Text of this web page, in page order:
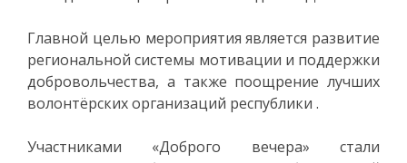
Главной целью мероприятия является развитие
региональной системы мотивации и поддержки
добровольчества, а также поощрение лучших
волонтёрских организаций республики .
Участниками «Доброго вечера» стали